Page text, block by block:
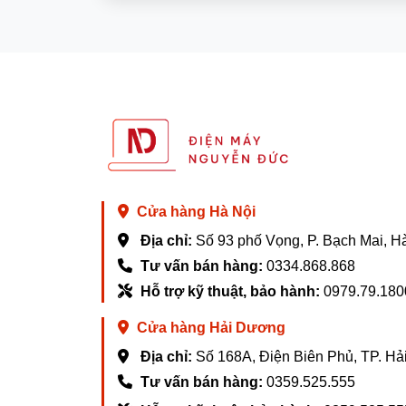
6. Các chế độ giặt sấy
Máy giặt sấy Xiaomi Mijia XM21 có tất cả
gấp, thì máy giặt có chế độ nhanh trong
Chương trình giặt khô làm phẳng các
sự tươi mát lâu dài bên bạn.Theo dõi
Cửa hàng Hà Nội
Địa chỉ: Số 93 phố Vọng, P. Bạch Mai,
Tư vấn bán hàng: 0334.868.868
Hỗ trợ kỹ thuật, bảo hành:
Cửa hàng Hải Dương
Địa chỉ: Số 168A, Điện Biên Phủ, TP.
Tư vấn bán hàng: 0359.525.555